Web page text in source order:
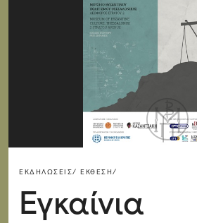
ΕΚΔΗΛΏΣΕΙΣ/ ΈΚΘΕΣΗ/
Εγκαίνια